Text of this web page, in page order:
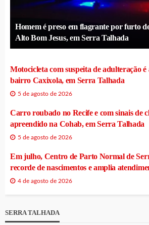
Homem é preso em flagrante por furto
Alto Bom Jesus, em Serra Talhada
Motocicleta com suspeita de adulteração
bairro Caxixola, em Serra Talhada
5 de agosto de 2026
Carro roubado no Recife e com sinais de
apreendido na Cohab, em Serra Talhada
5 de agosto de 2026
Em julho, Centro de Parto Normal de
recorde de nascimentos e amplia
4 de agosto de 2026
SERRA TALHADA